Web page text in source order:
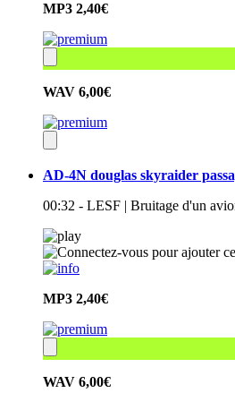
MP3 2,40€
WAV 6,00€
AD-4N douglas skyraider
00:32 - LESF | Bruitage d'un
MP3 2,40€
WAV 6,00€